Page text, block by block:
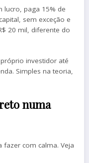
lucro, paga 15% de
sem exceção e
20 mil, diferente do
investidor até
Simples na teoria,
numa
fazer com calma. Veja